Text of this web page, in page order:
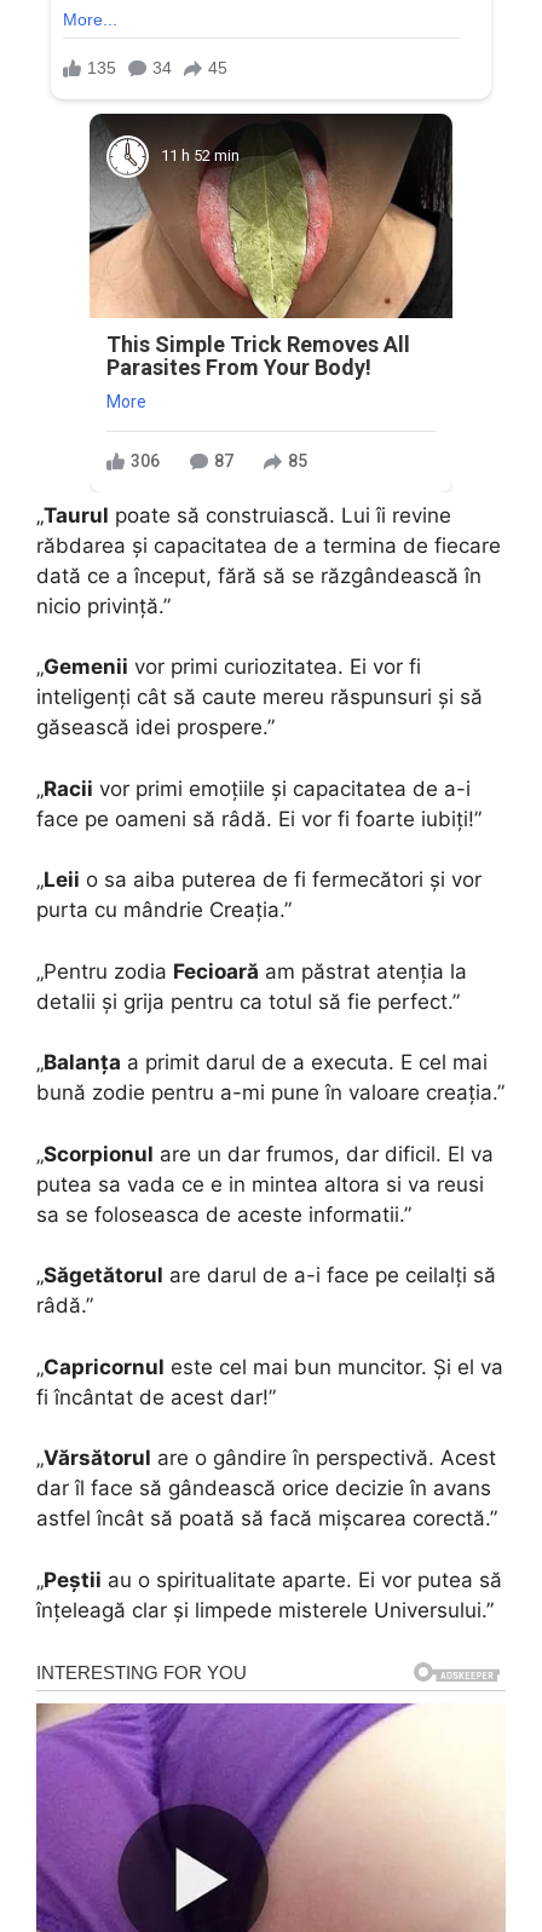
11 h 52 min
This Simple Trick Removes All
Parasites From Your Body!
More
306 87 85
„Taurul poate să construiască. Lui îi revine
răbdarea și capacitatea de a termina de fiecare
dată ce a început, fără să se răzgândească în
nicio privință.”
„Gemenii vor primi curiozitatea. Ei vor fi
inteligenți cât să caute mereu răspunsuri și să
găsească idei prospere.”
„Racii vor primi emoțiile și capacitatea de a-i
face pe oameni să râdă. Ei vor fi foarte iubiți!”
„Leii o sa aiba puterea de fi fermecători și vor
purta cu mândrie Creația.”
„Pentru zodia Fecioară am păstrat atenția la
detalii și grija pentru ca totul să fie perfect.”
„Balanța a primit darul de a executa. E cel mai
bună zodie pentru a-mi pune în valoare creația.”
„Scorpionul are un dar frumos, dar dificil. El va
putea sa vada ce e in mintea altora si va reusi
sa se foloseasca de aceste informatii.”
„Săgetătorul are darul de a-i face pe ceilalți să
râdă.”
„Capricornul este cel mai bun muncitor. Și el va
fi încântat de acest dar!”
„Vărsătorul are o gândire în perspectivă. Acest
dar îl face să gândească orice decizie în avans
astfel încât să poată să facă mișcarea corectă.”
„Peștii au o spiritualitate aparte. Ei vor putea să
înțeleagă clar și limpede misterele Universului.”